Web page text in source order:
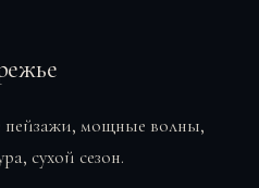
пейзажи, мощные волны,
сухой сезон.